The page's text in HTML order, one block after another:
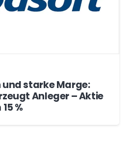
und starke Marge:
Anleger – Aktie
%